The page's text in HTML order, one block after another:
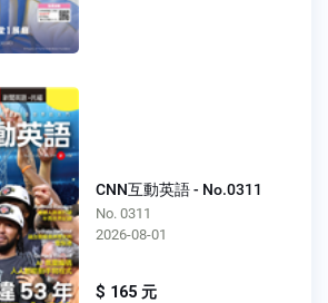
CNN互動英語 - No.0311
No. 0311
2026-08-01
$ 165 元